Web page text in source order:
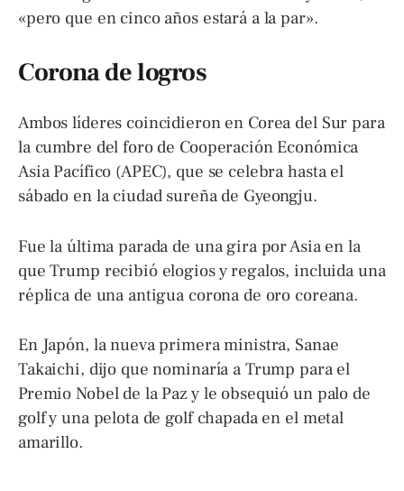
«pero que en cinco años estará a la par».
Corona de logros
Ambos líderes coincidieron en Corea del Sur para
la cumbre del foro de Cooperación Económica
Asia Pacífico (APEC), que se celebra hasta el
sábado en la ciudad sureña de Gyeongju.
Fue la última parada de una gira por Asia en la
que Trump recibió elogios y regalos, incluida una
réplica de una antigua corona de oro coreana.
En Japón, la nueva primera ministra, Sanae
Takaichi, dijo que nominaría a Trump para el
Premio Nobel de la Paz y le obsequió un palo de
golf y una pelota de golf chapada en el metal
amarillo.